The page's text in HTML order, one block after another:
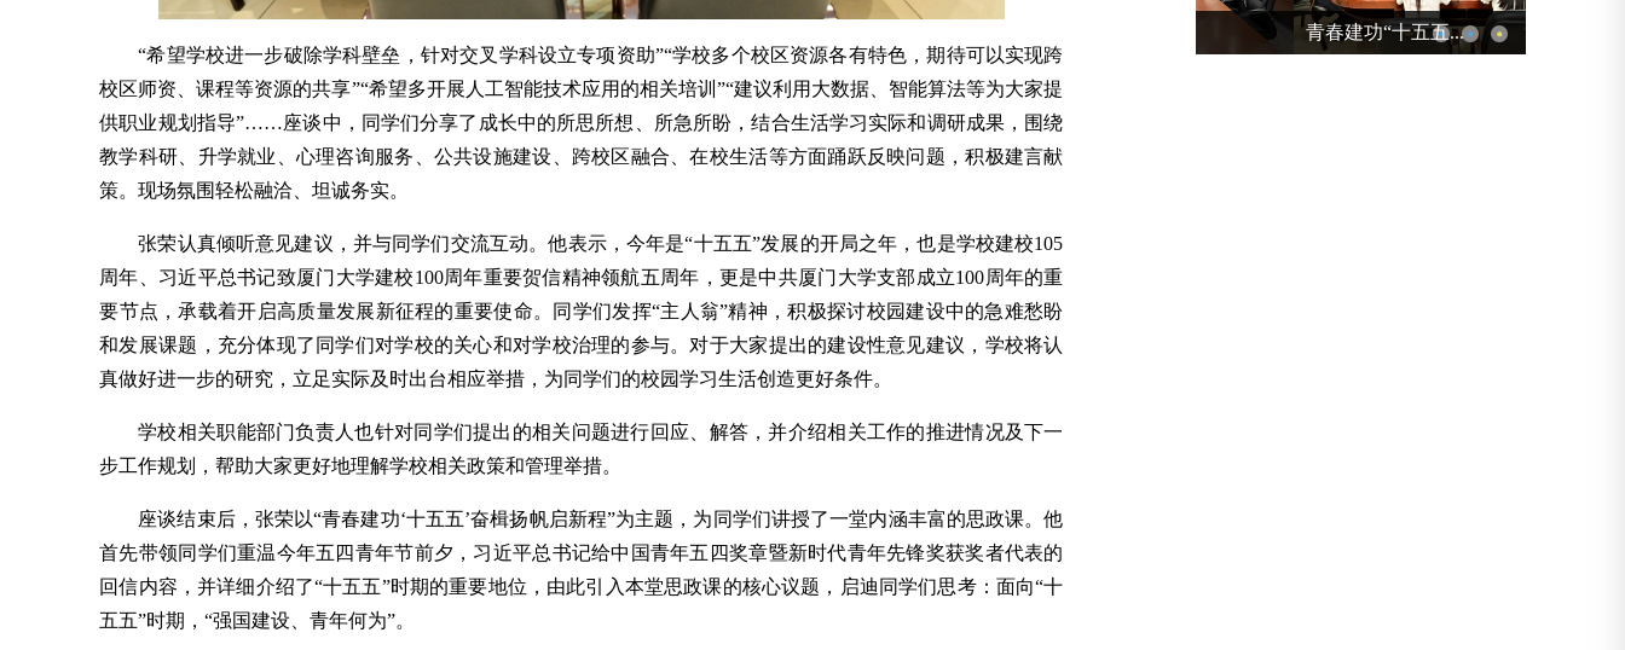
“希望学校进一步破除学科壁垒，针对交叉学科设立专项资助”“学校多个校区资源各有特色，期待可以实现跨
校区师资、课程等资源的共享”“希望多开展人工智能技术应用的相关培训”“建议利用大数据、智能算法等为大家提
供职业规划指导”……座谈中，同学们分享了成长中的所思所想、所急所盼，结合生活学习实际和调研成果，围绕
教学科研、升学就业、心理咨询服务、公共设施建设、跨校区融合、在校生活等方面踊跃反映问题，积极建言献
策。现场氛围轻松融洽、坦诚务实。
张荣认真倾听意见建议，并与同学们交流互动。他表示，今年是“十五五”发展的开局之年，也是学校建校105
周年、习近平总书记致厦门大学建校100周年重要贺信精神领航五周年，更是中共厦门大学支部成立100周年的重
要节点，承载着开启高质量发展新征程的重要使命。同学们发挥“主人翁”精神，积极探讨校园建设中的急难愁盼
和发展课题，充分体现了同学们对学校的关心和对学校治理的参与。对于大家提出的建设性意见建议，学校将认
真做好进一步的研究，立足实际及时出台相应举措，为同学们的校园学习生活创造更好条件。
学校相关职能部门负责人也针对同学们提出的相关问题进行回应、解答，并介绍相关工作的推进情况及下一
步工作规划，帮助大家更好地理解学校相关政策和管理举措。
座谈结束后，张荣以“青春建功‘十五五’奋楫扬帆启新程”为主题，为同学们讲授了一堂内涵丰富的思政课。他
首先带领同学们重温今年五四青年节前夕，习近平总书记给中国青年五四奖章暨新时代青年先锋奖获奖者代表的
回信内容，并详细介绍了“十五五”时期的重要地位，由此引入本堂思政课的核心议题，启迪同学们思考：面向“十
五五”时期，“强国建设、青年何为”。
青春建功“十五五...